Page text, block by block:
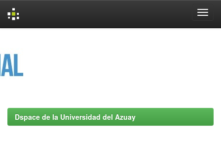
Dspace de la Universidad del Azuay